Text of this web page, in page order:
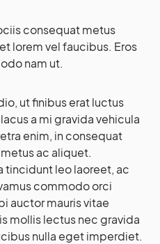
consequat metus
lorem vel faucibus. Eros
nam ut.
ut finibus erat luctus
a mi gravida vehicula
enim, in consequat
ac aliquet.
tincidunt leo laoreet, ac
commodo orci
auctor mauris vitae
mollis lectus nec gravida
nulla eget imperdiet.